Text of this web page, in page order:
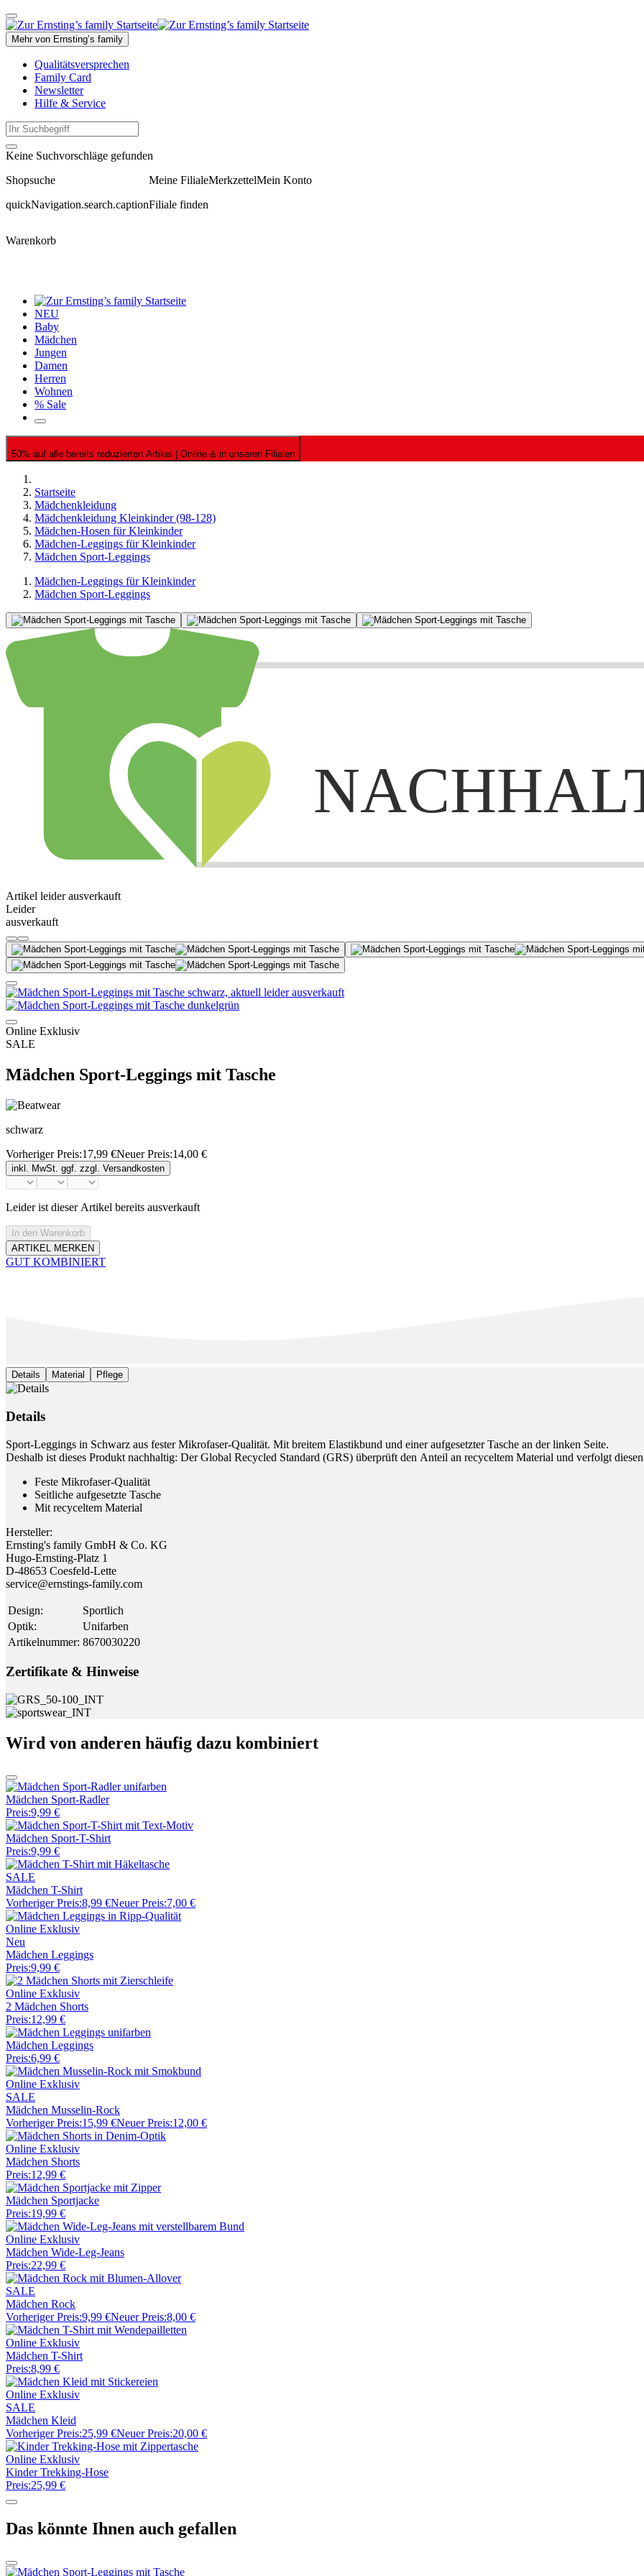
Mehr von Ernsting’s family
Qualitätsversprechen
Family Card
Newsletter
Hilfe & Service
Keine Suchvorschläge gefunden
Shopsuche
quickNavigation.search.caption
Meine Filiale
Filiale finden
MerkzettelMein Konto
Warenkorb
NEU
Baby
Mädchen
Jungen
Damen
Herren
Wohnen
% Sale
50% auf alle bereits reduzierten Artikel | Online & in unseren Filialen
Startseite
Mädchenkleidung
Mädchenkleidung Kleinkinder (98-128)
Mädchen-Hosen für Kleinkinder
Mädchen-Leggings für Kleinkinder
Mädchen Sport-Leggings
Mädchen-Leggings für Kleinkinder
Mädchen Sport-Leggings
Artikel leider ausverkauft
Leider
ausverkauft
Online Exklusiv
SALE
Mädchen Sport-Leggings mit Tasche
schwarz
Vorheriger Preis:17,99 €Neuer Preis:14,00 €
inkl. MwSt. ggf. zzgl. Versandkosten
Leider ist dieser Artikel bereits ausverkauft
In den Warenkorb
ARTIKEL MERKEN
GUT KOMBINIERT
Details Material Pflege
Details
Sport-Leggings in Schwarz aus fester Mikrofaser-Qualität. Mit breitem Elastikbund und einer aufgesetzter Tasche an der linken Seite.
Deshalb ist dieses Produkt nachhaltig: Der Global Recycled Standard (GRS) überprüft den Anteil an recyceltem Material und verfolgt
Feste Mikrofaser-Qualität
Seitliche aufgesetzte Tasche
Mit recyceltem Material
Hersteller:
Ernsting's family GmbH & Co. KG
Hugo-Ernsting-Platz 1
D-48653 Coesfeld-Lette
service@ernstings-family.com
Design:
Sportlich
Optik:
Unifarben
Artikelnummer: 8670030220
Zertifikate & Hinweise
Wird von anderen häufig dazu kombiniert
Mädchen Sport-Radler
Preis:9,99 €
Mädchen Sport-T-Shirt
Preis:9,99 €
SALE
Mädchen T-Shirt
Vorheriger Preis:8,99 €Neuer Preis:7,00 €
Online Exklusiv
Neu
Mädchen Leggings
Preis:9,99 €
Online Exklusiv
2 Mädchen Shorts
Preis:12,99 €
Mädchen Leggings
Preis:6,99 €
Online Exklusiv
SALE
Mädchen Musselin-Rock
Vorheriger Preis:15,99 €Neuer Preis:12,00 €
Online Exklusiv
Mädchen Shorts
Preis:12,99 €
Mädchen Sportjacke
Preis:19,99 €
Online Exklusiv
Mädchen Wide-Leg-Jeans
Preis:22,99 €
SALE
Mädchen Rock
Vorheriger Preis:9,99 €Neuer Preis:8,00 €
Online Exklusiv
Mädchen T-Shirt
Preis:8,99 €
Online Exklusiv
SALE
Mädchen Kleid
Vorheriger Preis:25,99 €Neuer Preis:20,00 €
Online Exklusiv
Kinder Trekking-Hose
Preis:25,99 €
Das könnte Ihnen auch gefallen